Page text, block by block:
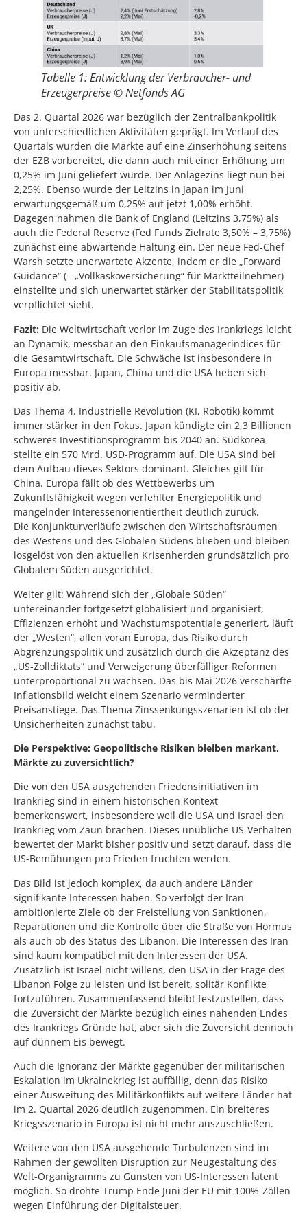
Tabelle 1: Entwicklung der Verbraucher- und
Erzeugerpreise © Netfonds AG
Das 2. Quartal 2026 war bezüglich der Zentralbankpolitik
von unterschiedlichen Aktivitäten geprägt. Im Verlauf des
Quartals wurden die Märkte auf eine Zinserhöhung seitens
der EZB vorbereitet, die dann auch mit einer Erhöhung um
0,25% im Juni geliefert wurde. Der Anlagezins liegt nun bei
2,25%. Ebenso wurde der Leitzins in Japan im Juni
erwartungsgemäß um 0,25% auf jetzt 1,00% erhöht.
Dagegen nahmen die Bank of England (Leitzins 3,75%) als
auch die Federal Reserve (Fed Funds Zielrate 3,50% – 3,75%)
zunächst eine abwartende Haltung ein. Der neue Fed-Chef
Warsh setzte unerwartete Akzente, indem er die „Forward
Guidance“ (= „Vollkaskoversicherung“ für Marktteilnehmer)
einstellte und sich unerwartet stärker der Stabilitätspolitik
verpflichtet sieht.
Fazit: Die Weltwirtschaft verlor im Zuge des Irankriegs leicht
an Dynamik, messbar an den Einkaufsmanagerindices für
die Gesamtwirtschaft. Die Schwäche ist insbesondere in
Europa messbar. Japan, China und die USA heben sich
positiv ab.
Das Thema 4. Industrielle Revolution (KI, Robotik) kommt
immer stärker in den Fokus. Japan kündigte ein 2,3 Billionen
schweres Investitionsprogramm bis 2040 an. Südkorea
stellte ein 570 Mrd. USD-Programm auf. Die USA sind bei
dem Aufbau dieses Sektors dominant. Gleiches gilt für
China. Europa fällt ob des Wettbewerbs um
Zukunftsfähigkeit wegen verfehlter Energiepolitik und
mangelnder Interessenorientiertheit deutlich zurück.
Die Konjunkturverläufe zwischen den Wirtschaftsräumen
des Westens und des Globalen Südens blieben und bleiben
losgelöst von den aktuellen Krisenherden grundsätzlich pro
Globalem Süden ausgerichtet.
Weiter gilt: Während sich der „Globale Süden“
untereinander fortgesetzt globalisiert und organisiert,
Effizienzen erhöht und Wachstumspotentiale generiert, läuft
der „Westen“, allen voran Europa, das Risiko durch
Abgrenzungspolitik und zusätzlich durch die Akzeptanz des
„US-Zolldiktats“ und Verweigerung überfälliger Reformen
unterproportional zu wachsen. Das bis Mai 2026 verschärfte
Inflationsbild weicht einem Szenario verminderter
Preisanstiege. Das Thema Zinssenkungsszenarien ist ob der
Unsicherheiten zunächst tabu.
Die Perspektive: Geopolitische Risiken bleiben markant,
Märkte zu zuversichtlich?
Die von den USA ausgehenden Friedensinitiativen im
Irankrieg sind in einem historischen Kontext
bemerkenswert, insbesondere weil die USA und Israel den
Irankrieg vom Zaun brachen. Dieses unübliche US-Verhalten
bewertet der Markt bisher positiv und setzt darauf, dass die
US-Bemühungen pro Frieden fruchten werden.
Das Bild ist jedoch komplex, da auch andere Länder
signifikante Interessen haben. So verfolgt der Iran
ambitionierte Ziele ob der Freistellung von Sanktionen,
Reparationen und die Kontrolle über die Straße von Hormus
als auch ob des Status des Libanon. Die Interessen des Iran
sind kaum kompatibel mit den Interessen der USA.
Zusätzlich ist Israel nicht willens, den USA in der Frage des
Libanon Folge zu leisten und ist bereit, solitär Konflikte
fortzuführen. Zusammenfassend bleibt festzustellen, dass
die Zuversicht der Märkte bezüglich eines nahenden Endes
des Irankriegs Gründe hat, aber sich die Zuversicht dennoch
auf dünnem Eis bewegt.
Auch die Ignoranz der Märkte gegenüber der militärischen
Eskalation im Ukrainekrieg ist auffällig, denn das Risiko
einer Ausweitung des Militärkonflikts auf weitere Länder hat
im 2. Quartal 2026 deutlich zugenommen. Ein breiteres
Kriegsszenario in Europa ist nicht mehr auszuschließen.
Weitere von den USA ausgehende Turbulenzen sind im
Rahmen der gewollten Disruption zur Neugestaltung des
Welt-Organigramms zu Gunsten von US-Interessen latent
möglich. So drohte Trump Ende Juni der EU mit 100%-Zöllen
wegen Einführung der Digitalsteuer.